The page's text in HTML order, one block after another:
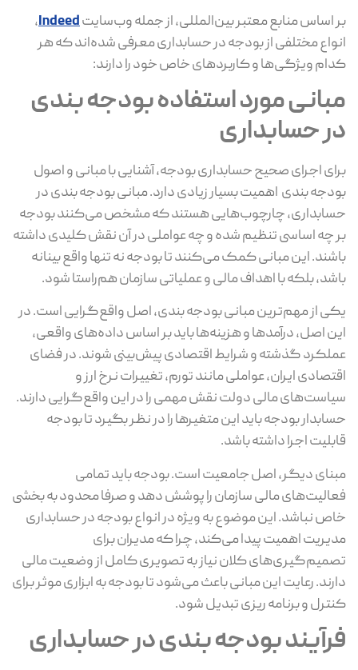
بر اساس منابع معتبر بین‌المللی، از جمله وب‌سایتIndeed،
انواع مختلفی از بودجه در حسابداری معرفی شده‌اند که هر
کدام ویژگی‌ها و کاربردهای خاص خود را دارند:
مبانی مورد استفاده بودجه‌ بندی
در حسابداری
برای اجرای صحیح حسابداری بودجه، آشنایی با مبانی و اصول
بودجه‌ بندی اهمیت بسیار زیادی دارد. مبانی بودجه‌ بندی در
حسابداری، چارچوب‌هایی هستند که مشخص می‌کنند بودجه
بر چه اساسی تنظیم شده و چه عواملی در آن نقش کلیدی داشته
باشند. این مبانی کمک می‌کنند تا بودجه نه‌ تنها واقع بینانه
باشد، بلکه با اهداف مالی و عملیاتی سازمان هم‌راستا شود.
یکی از مهم‌ترین مبانی بودجه‌ بندی، اصل واقع‌گرایی است. در
این اصل، درآمدها و هزینه‌ها باید بر اساس داده‌های واقعی،
عملکرد گذشته و شرایط اقتصادی پیش‌بینی شوند. در فضای
اقتصادی ایران، عواملی مانند تورم، تغییرات نرخ ارز و
سیاست‌های مالی دولت نقش مهمی را در این واقع‌گرایی دارند.
حسابدار بودجه باید این متغیرها را در نظر بگیرد تا بودجه
قابلیت اجرا داشته باشد.
مبنای دیگر، اصل جامعیت است. بودجه باید تمامی
فعالیت‌های مالی سازمان را پوشش دهد و صرفا محدود به بخشی
خاص نباشد. این موضوع به ویژه در انواع بودجه در حسابداری
مدیریت اهمیت پیدا می‌کند، چرا که مدیران برای
تصمیم‌گیری‌های کلان نیاز به تصویری کامل از وضعیت مالی
دارند. رعایت این مبانی باعث می‌شود تا بودجه به ابزاری موثر برای
کنترل و برنامه‌ ریزی تبدیل شود.
فرآیند بودجه‌ بندی در حسابداری